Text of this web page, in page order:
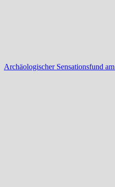
Archäologischer Sensationsfund